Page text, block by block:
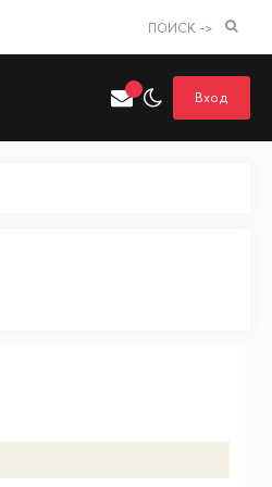
ПОИСК ->
Вход